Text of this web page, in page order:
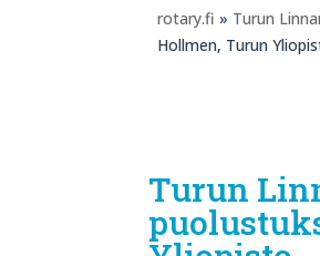
rotary.fi » Turun
Hollmen, Turun
Turun